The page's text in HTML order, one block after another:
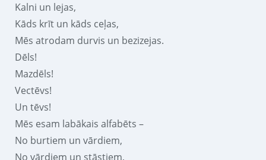
Kalni un lejas,
Kāds krīt un kāds ceļas,
Mēs atrodam durvis un bezizejas.
Dēls!
Mazdēls!
Vectēvs!
Un tēvs!
Mēs esam labākais alfabēts –
No burtiem un vārdiem,
No vārdiem un stāstiem,